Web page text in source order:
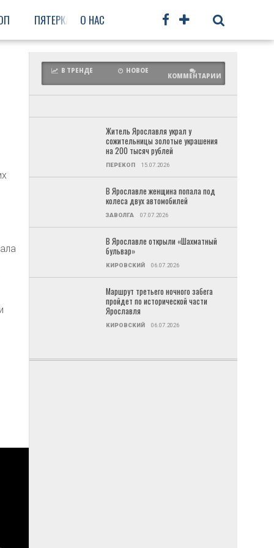
ПЯТЕРКА ФРУНЗЕНСКИЙ ПРОЧЕЕ
О НАС
В ТРЕНДЕ НОВОЕ
КОММЕНТАРИИ
Житель Ярославля украл у
сожительницы золотые украшения
на 200 тысяч рублей
ПЕРЕКОП 15.07.2026
В Ярославле женщина попала под
колеса двух автомобилей
ЗАВОЛГА 07.07.2026
В Ярославле открыли «Шахматный
бульвар»
КИРОВСКИЙ 06.07.2026
Маршрут третьего ночного забега
пройдет по исторической части
Ярославля
КИРОВСКИЙ 06.07.2026